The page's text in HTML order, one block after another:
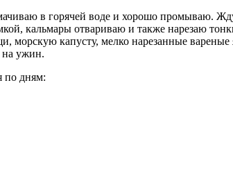
в горячей воде и хорошо промываю.
кальмары отвариваю и также нарезаю
морскую капусту, мелко нарезанные
ужин.
по дням: